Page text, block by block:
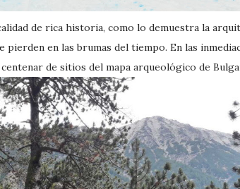
de rica historia, como lo demuestra la
pierden en las brumas del tiempo. En las
de sitios del mapa arqueológico de